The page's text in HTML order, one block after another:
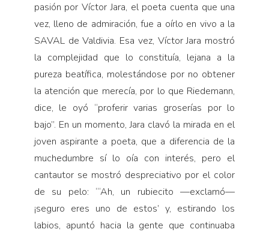
pasión por Víctor Jara, el poeta cuenta que una
vez, lleno de admiración, fue a oírlo en vivo a la
SAVAL de Valdivia. Esa vez, Víctor Jara mostró
la complejidad que lo constituía, lejana a la
pureza beatífica, molestándose por no obtener
la atención que merecía, por lo que Riedemann,
dice, le oyó “proferir varias groserías por lo
bajo”. En un momento, Jara clavó la mirada en el
joven aspirante a poeta, que a diferencia de la
muchedumbre sí lo oía con interés, pero el
cantautor se mostró despreciativo por el color
de su pelo: “‘Ah, un rubiecito —exclamó—
¡seguro eres uno de estos’ y, estirando los
labios, apuntó hacia la gente que continuaba